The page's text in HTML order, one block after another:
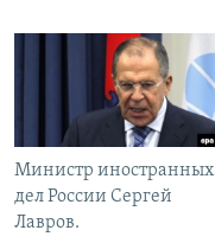
Министр иностранных
дел России Сергей
Лавров.